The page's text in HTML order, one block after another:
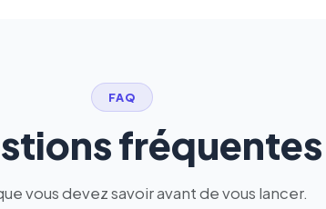
FAQ
fréquentes
vous devez savoir avant de vous lancer.